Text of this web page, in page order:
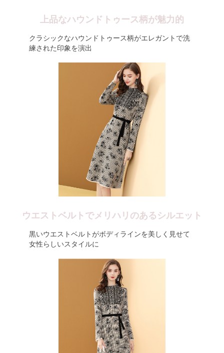
上品なハウンドトゥース柄が魅力的
クラシックなハウンドトゥース柄がエレガントで洗
練された印象を演出
ウエストベルトでメリハリのあるシルエット
黒いウエストベルトがボディラインを美しく見せて
女性らしいスタイルに